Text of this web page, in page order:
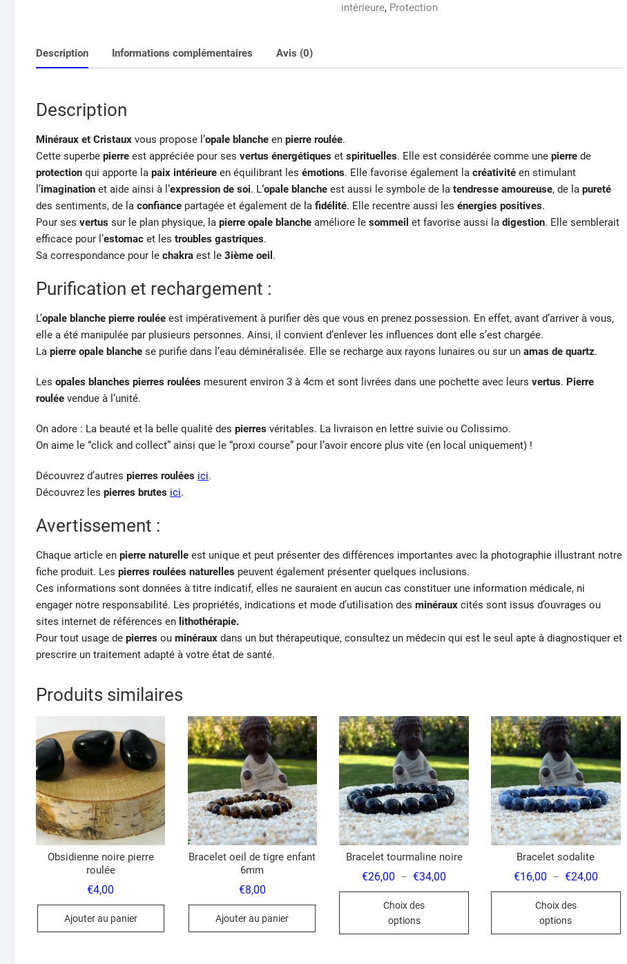
intérieure, Protection
Description Informations complémentaires Avis (0)
Description
Minéraux et Cristaux vous propose l’opale blanche en pierre roulée.
Cette superbe pierre est appréciée pour ses vertus énergétiques et spirituelles. Elle est considérée comme une pierre de
protection qui apporte la paix intérieure en équilibrant les émotions. Elle favorise également la créativité en stimulant
l’imagination et aide ainsi à l’expression de soi. L‘opale blanche est aussi le symbole de la tendresse amoureuse, de la pureté
des sentiments, de la confiance partagée et également de la fidélité. Elle recentre aussi les énergies positives.
Pour ses vertus sur le plan physique, la pierre opale blanche améliore le sommeil et favorise aussi la digestion. Elle semblerait
efficace pour l’estomac et les troubles gastriques.
Sa correspondance pour le chakra est le 3ième oeil .
Purification et rechargement :
L’opale blanche pierre roulée est impérativement à purifier dès que vous en prenez possession. En effet, avant d’arriver à vous,
elle a été manipulée par plusieurs personnes. Ainsi, il convient d’enlever les influences dont elle s’est chargée.
La pierre opale blanche se purifie dans l’eau déminéralisée. Elle se recharge aux rayons lunaires ou sur un amas de quartz.
Les opales blanches pierres roulées mesurent environ 3 à 4cm et sont livrées dans une pochette avec leurs vertus. Pierre
roulée vendue à l’unité.
On adore : La beauté et la belle qualité des pierres véritables. La livraison en lettre suivie ou Colissimo.
On aime le “click and collect” ainsi que le “proxi course” pour l’avoir encore plus vite (en local uniquement) !
Découvrez d’autres pierres roulées ici.
Découvrez les pierres brutes ici.
Avertissement :
Chaque article en pierre naturelle est unique et peut présenter des différences importantes avec la photographie illustrant notre
fiche produit. Les pierres roulées naturelles peuvent également présenter quelques inclusions.
Ces informations sont données à titre indicatif, elles ne sauraient en aucun cas constituer une information médicale, ni
engager notre responsabilité. Les propriétés, indications et mode d’utilisation des minéraux cités sont issus d’ouvrages ou
sites internet de références en lithothérapie.
Pour tout usage de pierres ou minéraux dans un but thérapeutique, consultez un médecin qui est le seul apte à diagnostiquer et
prescrire un traitement adapté à votre état de santé.
Produits similaires
Obsidienne noire pierre
roulée
€4,00
Ajouter au panier
Bracelet oeil de tigre enfant
6mm
€8,00
Ajouter au panier
Bracelet tourmaline noire
€26,00 – €34,00
Choix des
options
Ce
Bracelet sodalite
€16,00 – €24,00Plage
Choix des
options
Ce